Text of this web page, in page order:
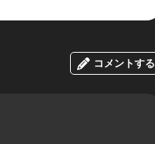
コメントする